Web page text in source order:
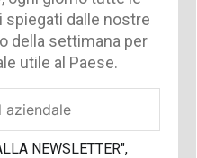
spiegati dalle nostre
della settimana per
utile al Paese.
NEWSLETTER",